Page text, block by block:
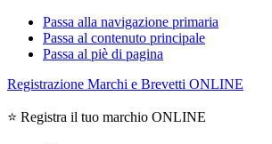
Passa alla navigazione primaria
Passa al contenuto principale
Passa al piè di pagina
Registrazione Marchi e Brevetti ONLINE
⭐ Registra il tuo marchio ONLINE